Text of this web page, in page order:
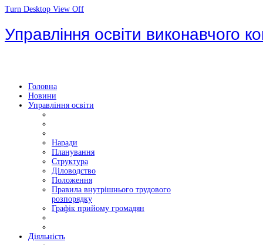
Turn Desktop View Off
Управління освіти виконавчого
Головна
Новини
Управління освіти
Наради
Планування
Структура
Діловодство
Положення
Правила внутрішнього трудового
розпорядку
Графік прийому громадян
Діяльність